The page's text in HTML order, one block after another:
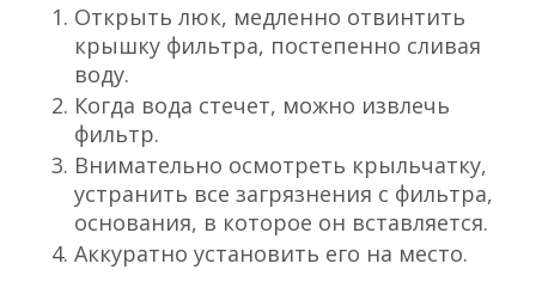
Открыть люк, медленно отвинтить
крышку фильтра, постепенно сливая
воду.
Когда вода стечет, можно извлечь
фильтр.
Внимательно осмотреть крыльчатку,
устранить все загрязнения с фильтра,
основания, в которое он вставляется.
Аккуратно установить его на место.